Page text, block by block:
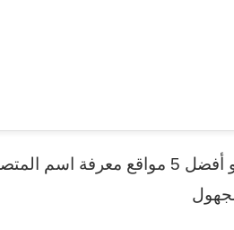
تريد كيفية معرفة صاحب الرقم المجهول الذي يتصل بك ؟ او أفضل 5 مواقع معرفة اسم